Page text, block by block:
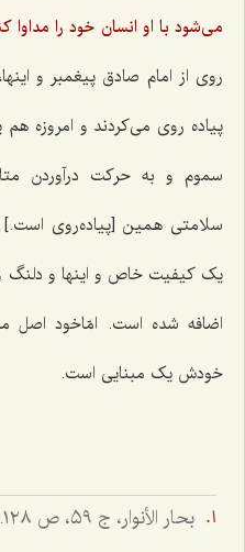
می‌شود با او انسان خود را مداوا
روی از امام صادق پیغمبر و
پیاده روی می‌کردند و امروزه
سموم و به حرکت درآوردن
سلامتی همین [پیاده‌روی است.]
یک کیفیت خاص و اینها و دلنگ
اضافه شده است. امّاخود اصل
خودش یک مبنایی است.
بحار الأنوار، ج ٥٩، ص ١٢٨.